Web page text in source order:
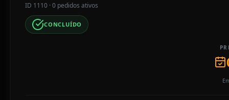
ID 1110 · 0 pedidos ativos
CONCLUÍDO